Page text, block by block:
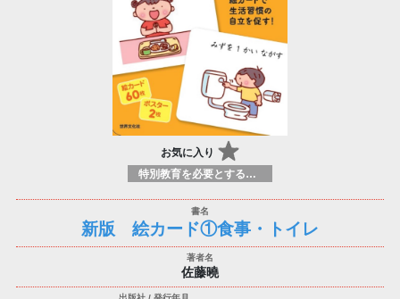
お気に入り
特別教育を必要とする学習者の指導
新版 絵カード①食事・トイレ
佐藤曉